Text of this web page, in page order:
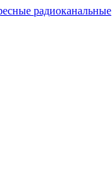
радиоканальные